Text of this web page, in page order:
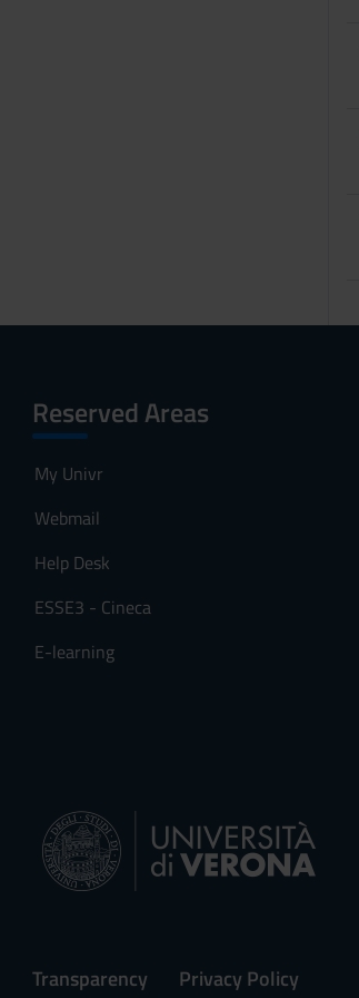
Reserved Areas
My Univr
Webmail
Help Desk
ESSE3 - Cineca
E-learning
Transparency Privacy Policy